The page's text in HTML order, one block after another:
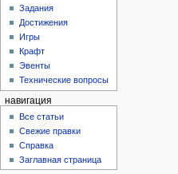
Задания
Достижения
Игры
Крафт
Эвенты
Технические вопросы
навигация
Все статьи
Свежие правки
Справка
Заглавная страница